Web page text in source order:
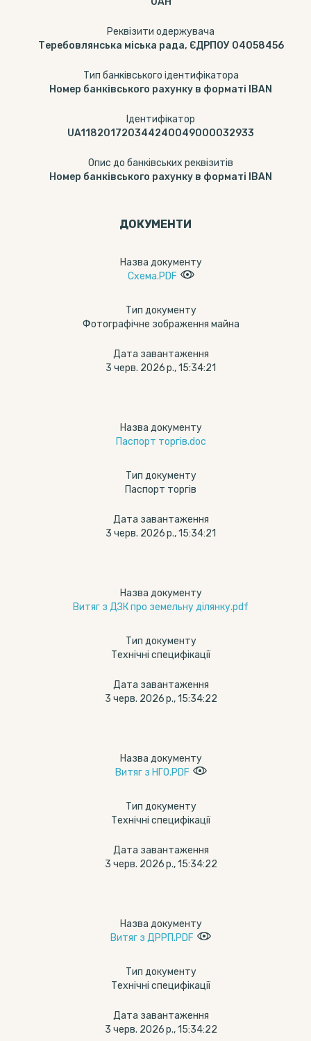
Реквізити одержувача
Теребовлянська міська рада, ЄДРПОУ 04058456
Тип банківського ідентифікатора
Номер банківського рахунку в форматі IBAN
Ідентифікатор
UA118201720344240049000032933
Опис до банківських реквізитів
Номер банківського рахунку в форматі IBAN
ДОКУМЕНТИ
Назва документу
Схема.PDF
Тип документу
Фотографічне зображення майна
Дата завантаження
3 черв. 2026 р., 15:34:21
Назва документу
Паспорт торгів.doc
Тип документу
Паспорт торгів
Дата завантаження
3 черв. 2026 р., 15:34:21
Назва документу
Витяг з ДЗК про земельну ділянку.pdf
Тип документу
Технічні специфікації
Дата завантаження
3 черв. 2026 р., 15:34:22
Назва документу
Витяг з НГО.PDF
Тип документу
Технічні специфікації
Дата завантаження
3 черв. 2026 р., 15:34:22
Назва документу
Витяг з ДРРП.PDF
Тип документу
Технічні специфікації
Дата завантаження
3 черв. 2026 р., 15:34:22